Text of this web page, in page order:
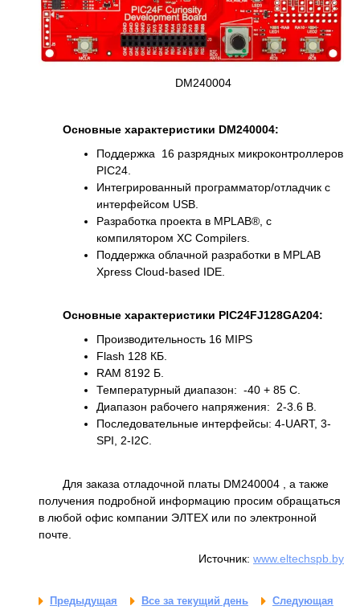
DM240004
Основные характеристики DM240004:
Поддержка 16 разрядных микроконтроллеров
PIC24.
Интегрированный программатор/отладчик с
интерфейсом USB.
Разработка проекта в MPLAB®, с
компилятором XC Compilers.
Поддержка облачной разработки в MPLAB
Xpress Cloud-based IDE.
Основные характеристики PIC24FJ128GA204:
Производительность 16 MIPS
Flash 128 КБ.
RAM 8192 Б.
Температурный диапазон: -40 + 85 С.
Диапазон рабочего напряжения: 2-3.6 В.
Последовательные интерфейсы: 4-UART, 3-
SPI, 2-I2C.
Для заказа отладочной платы DM240004 , а также
получения подробной информацию просим обращаться
в любой офис компании ЭЛТЕХ или по электронной
почте.
Источник: www.eltechspb.by
Предыдущая Все за текущий день Следующая